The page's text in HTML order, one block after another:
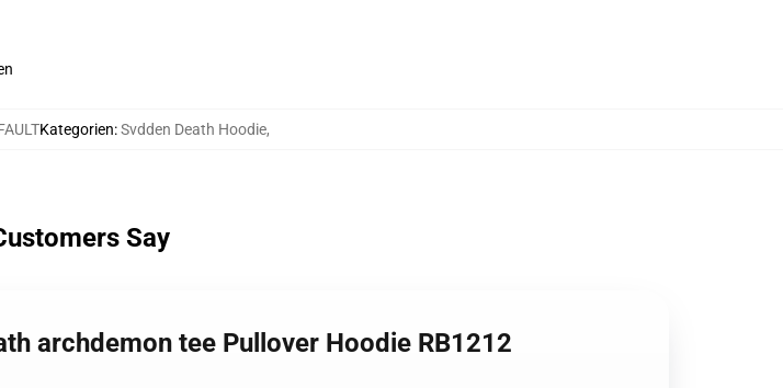
Kategorien:Svdden Death Hoodie,
Say
archdemon tee Pullover Hoodie RB1212